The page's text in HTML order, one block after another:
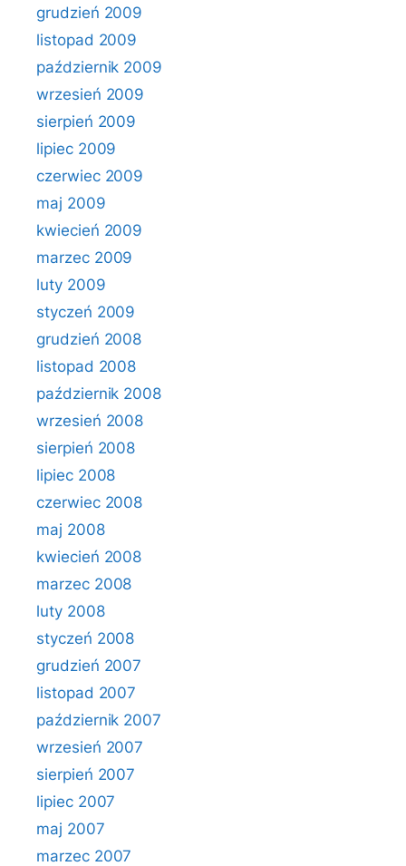
grudzień 2009
listopad 2009
październik 2009
wrzesień 2009
sierpień 2009
lipiec 2009
czerwiec 2009
maj 2009
kwiecień 2009
marzec 2009
luty 2009
styczeń 2009
grudzień 2008
listopad 2008
październik 2008
wrzesień 2008
sierpień 2008
lipiec 2008
czerwiec 2008
maj 2008
kwiecień 2008
marzec 2008
luty 2008
styczeń 2008
grudzień 2007
listopad 2007
październik 2007
wrzesień 2007
sierpień 2007
lipiec 2007
maj 2007
marzec 2007